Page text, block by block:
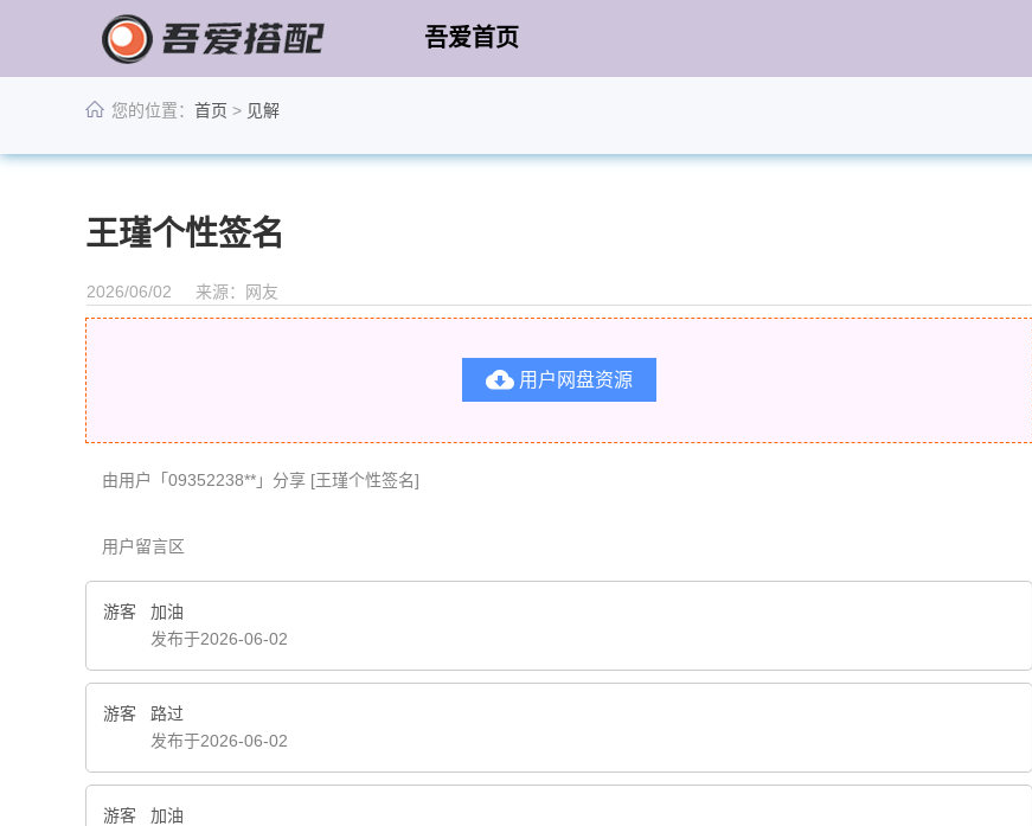
吾爱首页
您的位置： 首页 > 见解
王瑾个性签名
2026/06/02 来源：网友
 用户网盘资源
由用户「09352238**」分享 [王瑾个性签名]
用户留言区
游客
加油
发布于2026-06-02
游客
路过
发布于2026-06-02
游客
加油